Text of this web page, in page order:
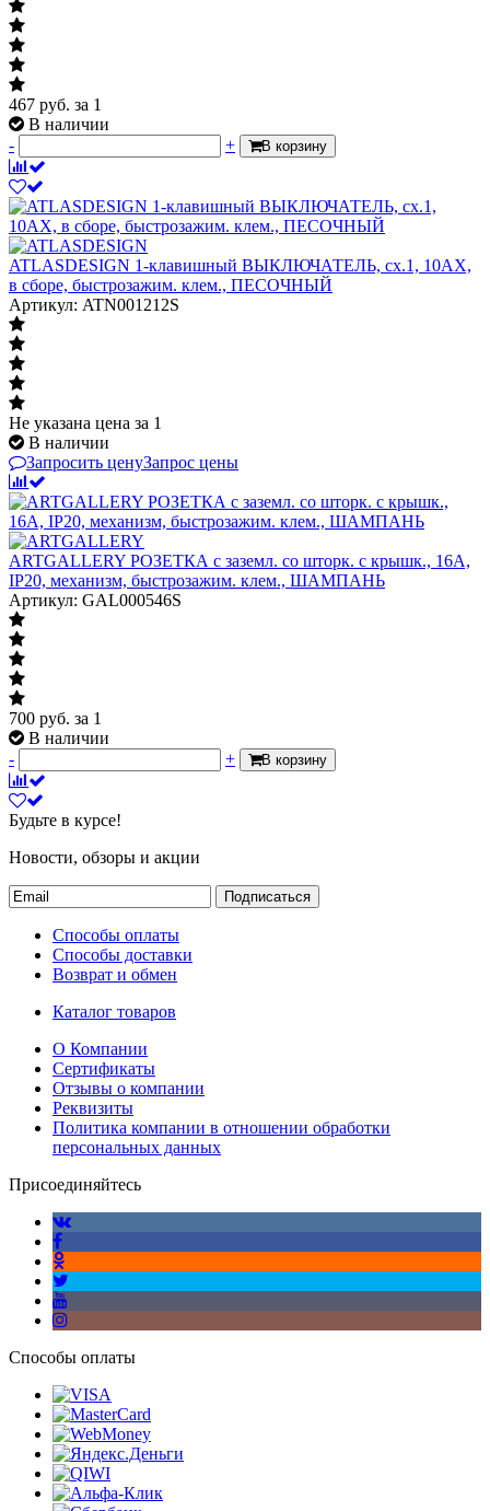
467 руб. за 1
В наличии
-
+ В корзину
ATLASDESIGN 1-клавишный ВЫКЛЮЧАТЕЛЬ, сх.1, 10АХ,
в сборе, быстрозажим. клем., ПЕСОЧНЫЙ
Артикул: ATN001212S
Не указана цена за 1
В наличии
Запросить ценуЗапрос цены
ARTGALLERY РОЗЕТКА с заземл. со шторк. с крышк., 16А,
IP20, механизм, быстрозажим. клем., ШАМПАНЬ
Артикул: GAL000546S
700 руб. за 1
В наличии
-
+ В корзину
Будьте в курсе!
Новости, обзоры и акции
Подписаться
Способы оплаты
Способы доставки
Возврат и обмен
Каталог товаров
О Компании
Сертификаты
Отзывы о компании
Реквизиты
Политика компании в отношении обработки
персональных данных
Присоединяйтесь
Способы оплаты